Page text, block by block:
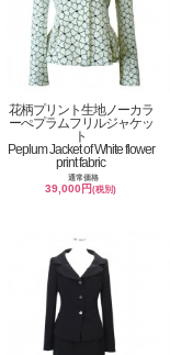
花柄プリント生地ノーカラ
ーぺプラムフリルジャケッ
ト
Peplum Jacket of White flower
print fabric
通常価格
39,000円(税別)